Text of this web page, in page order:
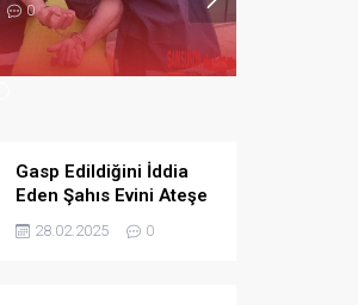
0
Gasp Edildiğini İddia
Eden Şahıs Evini Ateşe
Verdi
28.02.2025 0